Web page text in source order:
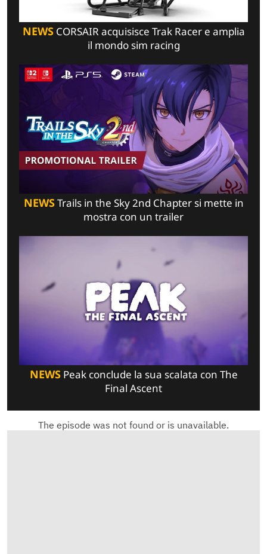
NEWSCORSAIR acquisisce Trak Racer e amplia
il mondo sim racing
NEWSTrails in the Sky 2nd Chapter si mette in
mostra con un trailer
NEWSPeak conclude la sua scalata con The
Final Ascent